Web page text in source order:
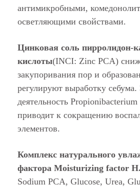
антимикробными,
осветляющими свойствами.
Цинковая соль пирролидон-
кислоты(INCI: Zinc PCA)
закупоривания пор и
регулируют выработку
деятельность Propionibacterium
приводит к сокращению
элементов.
Комплекс натурального
фактора Moisturizing factor
Sodium PCA, Glucose, Urea,